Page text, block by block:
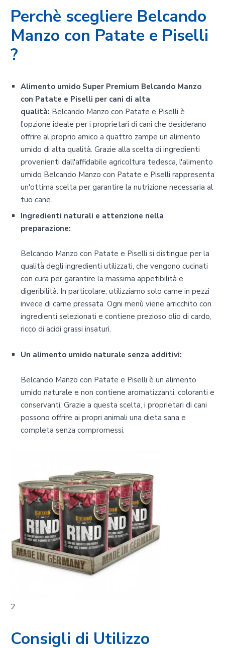
Perchè scegliere Belcando
Manzo con Patate e Piselli
?
Alimento umido Super Premium Belcando Manzo
con Patate e Piselli per cani di alta
qualità: Belcando Manzo con Patate e Piselli è
l'opzione ideale per i proprietari di cani che desiderano
offrire al proprio amico a quattro zampe un alimento
umido di alta qualità. Grazie alla scelta di ingredienti
provenienti dall'affidabile agricoltura tedesca, l'alimento
umido Belcando Manzo con Patate e Piselli rappresenta
un'ottima scelta per garantire la nutrizione necessaria al
tuo cane.
Ingredienti naturali e attenzione nella
preparazione:
Belcando Manzo con Patate e Piselli si distingue per la
qualità degli ingredienti utilizzati, che vengono cucinati
con cura per garantire la massima appetibilità e
digeribilità. In particolare, utilizziamo solo carne in pezzi
invece di carne pressata. Ogni menù viene arricchito con
ingredienti selezionati e contiene prezioso olio di cardo,
ricco di acidi grassi insaturi.
Un alimento umido naturale senza additivi:
Belcando Manzo con Patate e Piselli è un alimento
umido naturale e non contiene aromatizzanti, coloranti e
conservanti. Grazie a questa scelta, i proprietari di cani
possono offrire ai propri animali una dieta sana e
completa senza compromessi.
2
Consigli di Utilizzo